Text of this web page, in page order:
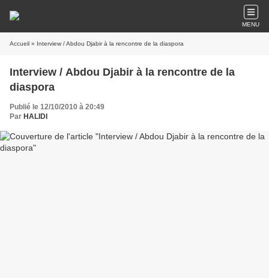
MENU
Accueil » Interview / Abdou Djabir à la rencontre de la diaspora
Interview / Abdou Djabir à la rencontre de la
diaspora
Publié le 12/10/2010 à 20:49
Par HALIDI